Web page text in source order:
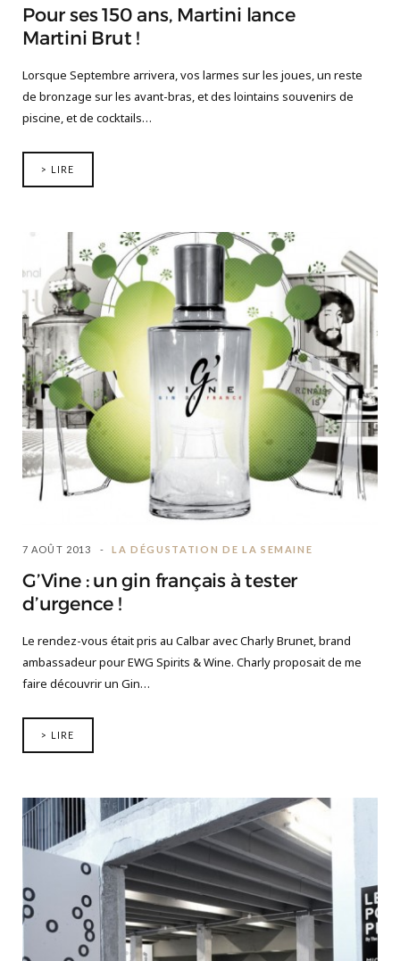
Pour ses 150 ans, Martini lance
Martini Brut !
Lorsque Septembre arrivera, vos larmes sur les joues, un reste
de bronzage sur les avant-bras, et des lointains souvenirs de
piscine, et de cocktails…
> LIRE
7 AOÛT 2013 LA DÉGUSTATION DE LA SEMAINE
G’Vine : un gin français à tester
d’urgence !
Le rendez-vous était pris au Calbar avec Charly Brunet, brand
ambassadeur pour EWG Spirits & Wine. Charly proposait de me
faire découvrir un Gin…
> LIRE